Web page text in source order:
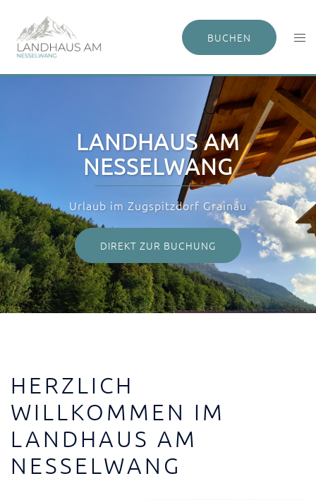
Inhalt
springen
BUCHEN
LANDHAUS AM
NESSELWANG
Urlaub im Zugspitzdorf Grainau
DIREKT ZUR BUCHUNG
HERZLICH
WILLKOMMEN IM
LANDHAUS AM
NESSELWANG